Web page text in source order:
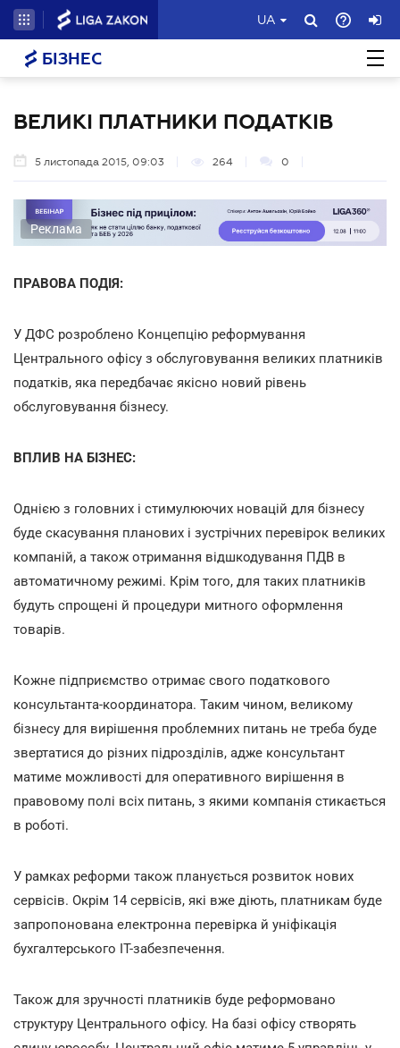
UA
БІЗНЕС
ВЕЛИКІ ПЛАТНИКИ ПОДАТКІВ
5 листопада 2015, 09:03 264 0
Реклама
ПРАВОВА ПОДІЯ:
У ДФС розроблено Концепцію реформування
Центрального офісу з обслуговування великих платників
податків, яка передбачає якісно новий рівень
обслуговування бізнесу.
ВПЛИВ НА БІЗНЕС:
Однією з головних і стимулюючих новацій для бізнесу
буде скасування планових і зустрічних перевірок великих
компаній, а також отримання відшкодування ПДВ в
автоматичному режимі. Крім того, для таких платників
будуть спрощені й процедури митного оформлення
товарів.
Кожне підприємство отримає свого податкового
консультанта-координатора. Таким чином, великому
бізнесу для вирішення проблемних питань не треба буде
звертатися до різних підрозділів, адже консультант
матиме можливості для оперативного вирішення в
правовому полі всіх питань, з якими компанія стикається
в роботі.
У рамках реформи також планується розвиток нових
сервісів. Окрім 14 сервісів, які вже діють, платникам буде
запропонована електронна перевірка й уніфікація
бухгалтерського ІТ-забезпечення.
Також для зручності платників буде реформовано
структуру Центрального офісу. На базі офісу створять